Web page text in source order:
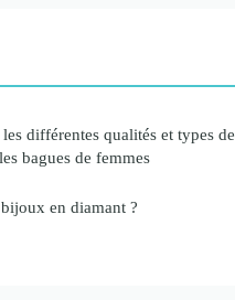
différentes qualités et types de
bagues de femmes
en diamant ?